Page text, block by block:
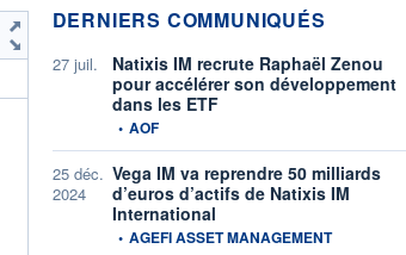
DERNIERS COMMUNIQUÉS
27 juil.
Natixis IM recrute Raphaël Zenou
pour accélérer son développement
dans les ETF
information fournie par
• AOF
25 déc.
2024
Vega IM va reprendre 50 milliards
d’euros d’actifs de Natixis IM
International
information fournie par
• AGEFI ASSET MANAGEMENT